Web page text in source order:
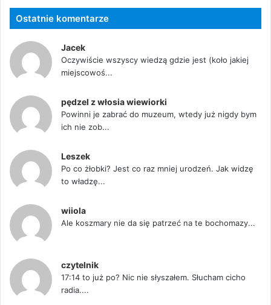
Ostatnie komentarze
Jacek
Oczywiście wszyscy wiedzą gdzie jest (koło jakiej
miejscowoś...
pędzel z włosia wiewiorki
Powinni je zabrać do muzeum, wtedy już nigdy bym
ich nie zob...
Leszek
Po co żłobki? Jest co raz mniej urodzeń. Jak widzę
to władzę...
wiiola
Ale koszmary nie da się patrzeć na te bochomazy...
czytelnik
17:14 to już po? Nic nie słyszałem. Słucham cicho
radia....